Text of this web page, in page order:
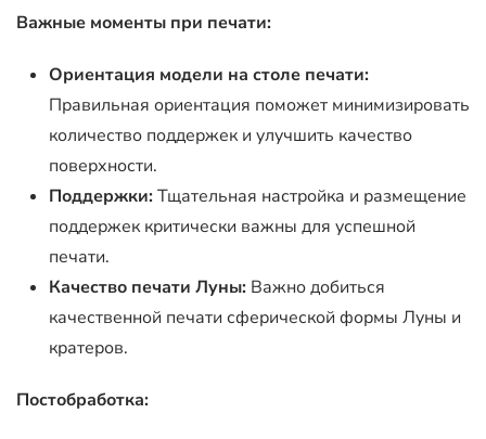
Важные моменты при печати:
Ориентация модели на столе печати:
Правильная ориентация поможет минимизировать
количество поддержек и улучшить качество
поверхности.
Поддержки:Тщательная настройка и размещение
поддержек критически важны для успешной
печати.
Качество печати Луны: Важно добиться
качественной печати сферической формы Луны и
кратеров.
Постобработка: